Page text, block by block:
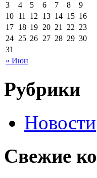
« Июн
3
4 5 6 7 8
9
10 11 12 13 14 15 16
17 18 19 20 21 22 23
24 25 26 27 28 29 30
31
Рубрики
Новости
Свежие